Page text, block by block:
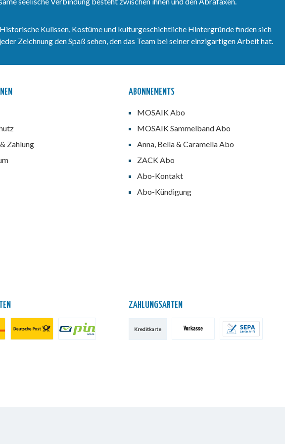
Kulissen, Kostüme und kulturgeschichtliche Hintergründe finden sich
Zeichnung den Spaß sehen, den das Team bei seiner einzigartigen Arbeit hat.
Zahlung
ABONNEMENTS
MOSAIK Abo
MOSAIK Sammelband Abo
Anna, Bella & Caramella Abo
ZACK Abo
Abo-Kontakt
Abo-Kündigung
ZAHLUNGSARTEN
Kreditkarte